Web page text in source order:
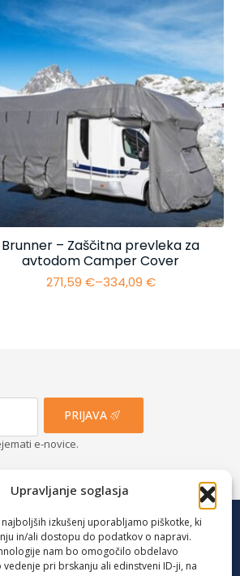
Upravljanje soglasja
izkušenj uporabljamo piškotke, ki
in/ali dostopu do podatkov o napravi.
nam bo omogočilo obdelavo
pri brskanju ali edinstveni ID-ji, na
Brunner – Zaščitna prevleka za
avtodom Camper Cover
271,59 €–334,09 €
Cenovni
PRIJAVA
e-novice.